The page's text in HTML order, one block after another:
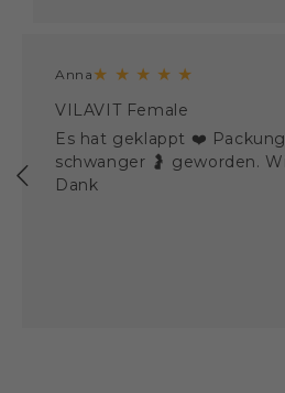
Anna ★ ★ ★ ★ ★
VILAVIT Female
Es hat geklappt ❤️
schwanger 🤰 geworden.
Dank